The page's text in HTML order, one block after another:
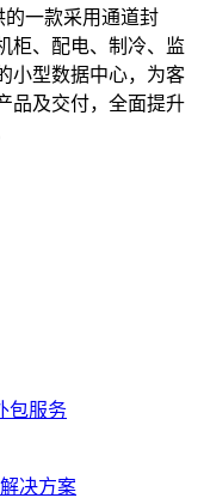
一款采用通道封
柜、配电、制冷、监
小型数据中心，为客
品及交付，全面提升
包服务
决方案